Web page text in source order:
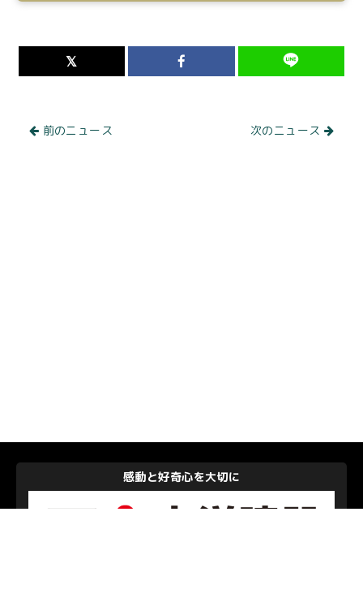
前のニュース 次のニュース
感動と好奇心を大切に